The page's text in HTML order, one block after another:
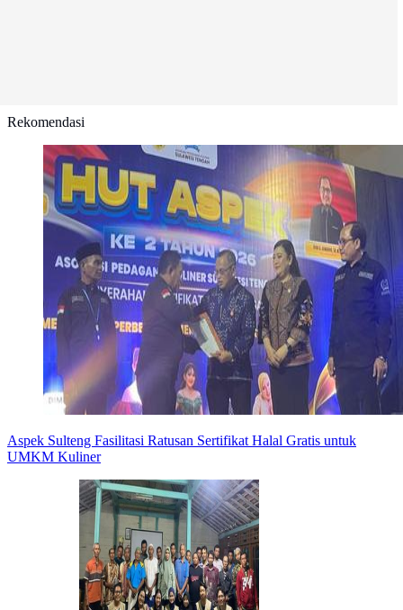
Rekomendasi
Aspek Sulteng Fasilitasi Ratusan Sertifikat Halal Gratis untuk
UMKM Kuliner